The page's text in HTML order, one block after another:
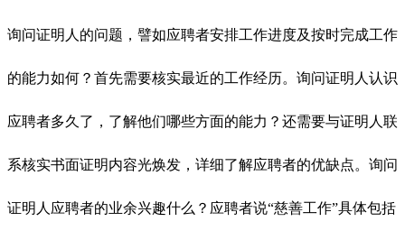
询问证明人的问题，譬如应聘者安排工作进度及按时完成工作
的能力如何？首先需要核实最近的工作经历。询问证明人认识
应聘者多久了，了解他们哪些方面的能力？还需要与证明人联
系核实书面证明内容光焕发，详细了解应聘者的优缺点。询问
证明人应聘者的业余兴趣什么？应聘者说“慈善工作”具体包括